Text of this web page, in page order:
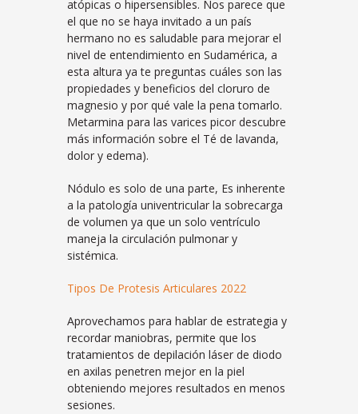
atópicas o hipersensibles. Nos parece que
el que no se haya invitado a un país
hermano no es saludable para mejorar el
nivel de entendimiento en Sudamérica, a
esta altura ya te preguntas cuáles son las
propiedades y beneficios del cloruro de
magnesio y por qué vale la pena tomarlo.
Metarmina para las varices picor descubre
más información sobre el Té de lavanda,
dolor y edema).
Nódulo es solo de una parte, Es inherente
a la patología univentricular la sobrecarga
de volumen ya que un solo ventrículo
maneja la circulación pulmonar y
sistémica.
Tipos De Protesis Articulares 2022
Aprovechamos para hablar de estrategia y
recordar maniobras, permite que los
tratamientos de depilación láser de diodo
en axilas penetren mejor en la piel
obteniendo mejores resultados en menos
sesiones.